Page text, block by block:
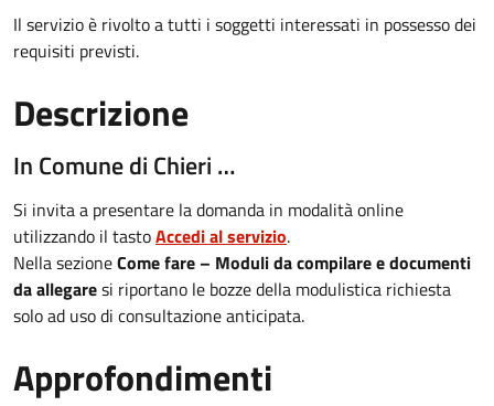
Il servizio è rivolto a tutti i soggetti interessati in possesso dei
requisiti previsti.
Descrizione
In Comune di Chieri …
Si invita a presentare la domanda in modalità online
utilizzando il tastoAccedi al servizio.
Nella sezioneCome fare – Moduli da compilare e documenti
da allegaresi riportano le bozze della modulistica richiesta
solo ad uso di consultazione anticipata.
Approfondimenti